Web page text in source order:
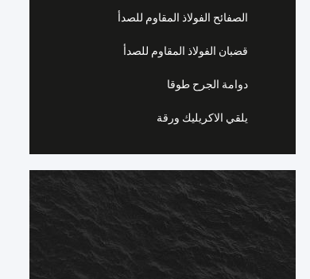
الصفائح الفولاذ المقاوم للصدأ
قضبان الفولاذ المقاوم للصدأ
دوامة الجرح طوقا
يلقي الاكريليك ورقة